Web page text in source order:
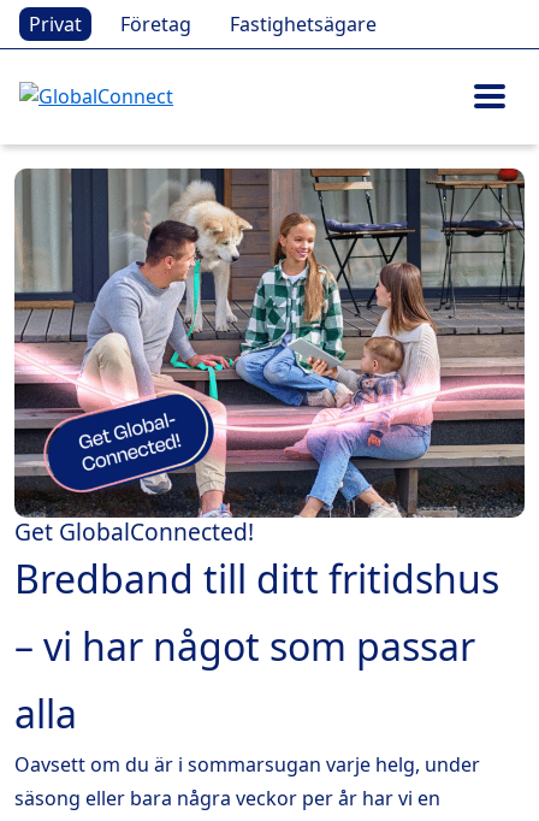
Privat Företag Fastighetsägare
Get GlobalConnected!
Bredband till ditt fritidshus
– vi har något som passar
alla
Oavsett om du är i sommarsugan varje helg, under
säsong eller bara några veckor per år har vi en